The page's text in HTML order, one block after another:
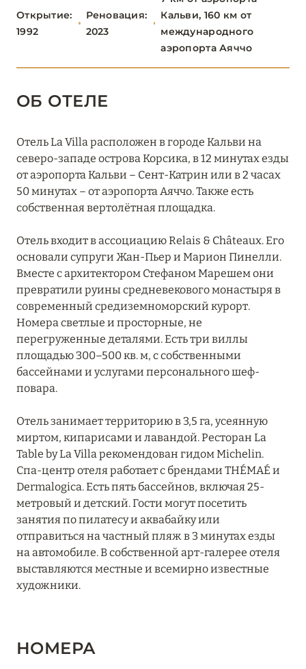
ОКСИТАНИЯ
ПАРИЖ 46
ПРОВАНС
Открытие:
1992
Реновация:
2023
Кальви, 160 км от
международного
аэропорта Аяччо
ОБ ОТЕЛЕ
Отель La Villa расположен в городе Кальви на
северо-западе острова Корсика, в 12 минутах езды
от аэропорта Кальви – Сент-Катрин или в 2 часах
50 минутах – от аэропорта Аяччо. Также есть
собственная вертолётная площадка.
Отель входит в ассоциацию Relais & Châteaux. Его
основали супруги Жан-Пьер и Марион Пинелли.
Вместе с архитектором Стефаном Марешем они
превратили руины средневекового монастыря в
современный средиземноморский курорт.
Номера светлые и просторные, не
перегруженные деталями. Есть три виллы
площадью 300–500 кв. м, с собственными
бассейнами и услугами персонального шеф-
повара.
Отель занимает территорию в 3,5 га, усеянную
миртом, кипарисами и лавандой. Ресторан La
Table by La Villa рекомендован гидом Michelin.
Спа-центр отеля работает с брендами THÉMAÉ и
Dermalogica. Есть пять бассейнов, включая 25-
метровый и детский. Гости могут посетить
занятия по пилатесу и аквабайку или
отправиться на частный пляж в 3 минутах езды
на автомобиле. В собственной арт-галерее отеля
выставляются местные и всемирно известные
художники.
НОМЕРА